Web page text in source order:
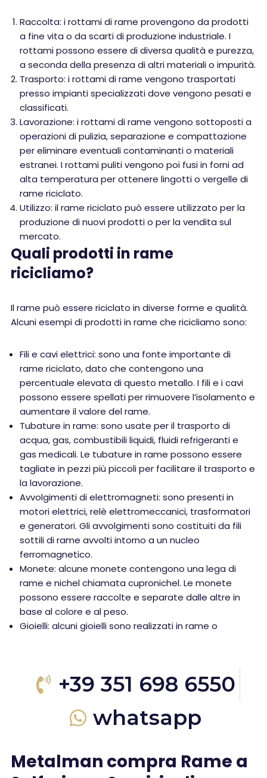
Raccolta: i rottami di rame provengono da prodotti
a fine vita o da scarti di produzione industriale. I
rottami possono essere di diversa qualità e purezza,
a seconda della presenza di altri materiali o impurità.
Trasporto: i rottami di rame vengono trasportati
presso impianti specializzati dove vengono pesati e
classificati.
Lavorazione: i rottami di rame vengono sottoposti a
operazioni di pulizia, separazione e compattazione
per eliminare eventuali contaminanti o materiali
estranei. I rottami puliti vengono poi fusi in forni ad
alta temperatura per ottenere lingotti o vergelle di
rame riciclato.
Utilizzo: il rame riciclato può essere utilizzato per la
produzione di nuovi prodotti o per la vendita sul
mercato.
Quali prodotti in rame
ricicliamo?
Il rame può essere riciclato in diverse forme e qualità.
Alcuni esempi di prodotti in rame che ricicliamo sono:
Fili e cavi elettrici: sono una fonte importante di
rame riciclato, dato che contengono una
percentuale elevata di questo metallo. I fili e i cavi
possono essere spellati per rimuovere l’isolamento e
aumentare il valore del rame.
Tubature in rame: sono usate per il trasporto di
acqua, gas, combustibili liquidi, fluidi refrigeranti e
gas medicali. Le tubature in rame possono essere
tagliate in pezzi più piccoli per facilitare il trasporto e
la lavorazione.
Avvolgimenti di elettromagneti: sono presenti in
motori elettrici, relè elettromeccanici, trasformatori
e generatori. Gli avvolgimenti sono costituiti da fili
sottili di rame avvolti intorno a un nucleo
ferromagnetico.
Monete: alcune monete contengono una lega di
rame e nichel chiamata cupronichel. Le monete
possono essere raccolte e separate dalle altre in
base al colore e al peso.
Gioielli: alcuni gioielli sono realizzati in rame o
+39 351 698 6550
whatsapp
Metalman compra Rame a